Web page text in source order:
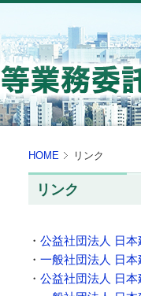
HOME リンク
リンク
・ 公益社団法人 日
・ 一般社団法人 日
・ 公益社団法人 日